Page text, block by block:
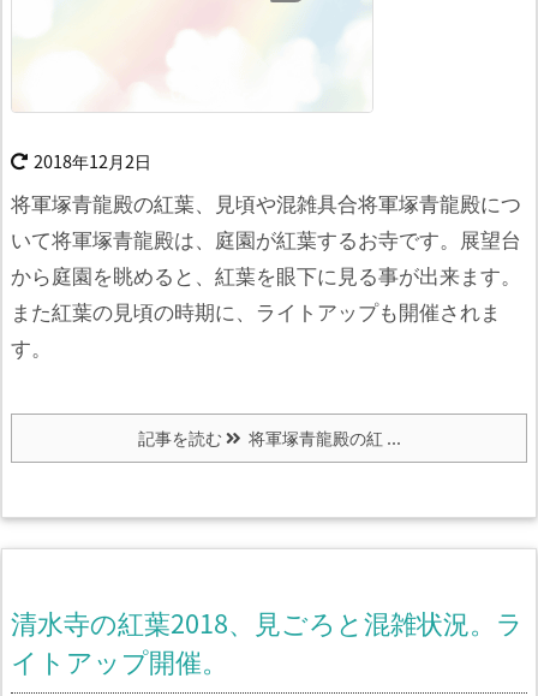
2018年12月2日
将軍塚青龍殿の紅葉、見頃や混雑具合将軍塚青龍殿につ
いて将軍塚青龍殿は、庭園が紅葉するお寺です。 展望台
から庭園を眺めると、紅葉を眼下に見る事が出来ます。
また紅葉の見頃の時期に、ライトアップも開催されま
す。
記事を読む 将軍塚青龍殿の紅 ...
清水寺の紅葉2018、見ごろと混雑状況。ラ
イトアップ開催。